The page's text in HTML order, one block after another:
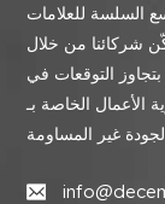
السلسة للعلامات
شركائنا من خلال
التوقعات في
الأعمال الخاصة بـ